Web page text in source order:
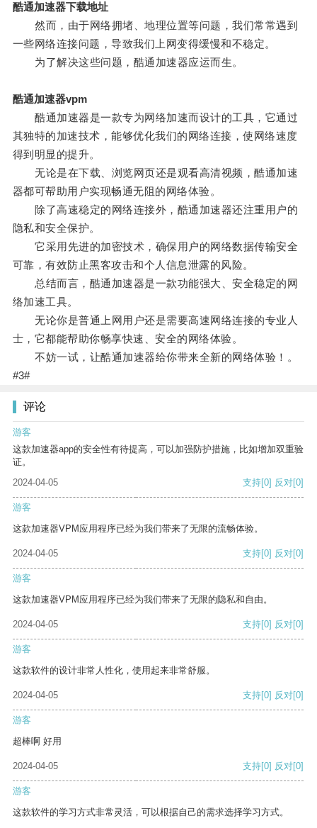
酷通加速器下载地址
然而，由于网络拥堵、地理位置等问题，我们常常遇到
一些网络连接问题，导致我们上网变得缓慢和不稳定。
为了解决这些问题，酷通加速器应运而生。
酷通加速器vpm
酷通加速器是一款专为网络加速而设计的工具，它通过
其独特的加速技术，能够优化我们的网络连接，使网络速度
得到明显的提升。
无论是在下载、浏览网页还是观看高清视频，酷通加速
器都可帮助用户实现畅通无阻的网络体验。
除了高速稳定的网络连接外，酷通加速器还注重用户的
隐私和安全保护。
它采用先进的加密技术，确保用户的网络数据传输安全
可靠，有效防止黑客攻击和个人信息泄露的风险。
总结而言，酷通加速器是一款功能强大、安全稳定的网
络加速工具。
无论你是普通上网用户还是需要高速网络连接的专业人
士，它都能帮助你畅享快速、安全的网络体验。
不妨一试，让酷通加速器给你带来全新的网络体验！。
#3#
评论
游客
这款加速器app的安全性有待提高，可以加强防护措施，比如增加双重验
证。
2024-04-05
支持[0] 反对[0]
游客
这款加速器VPM应用程序已经为我们带来了无限的流畅体验。
2024-04-05 支持[0] 反对[0]
游客
这款加速器VPM应用程序已经为我们带来了无限的隐私和自由。
2024-04-05 支持[0] 反对[0]
游客
这款软件的设计非常人性化，使用起来非常舒服。
2024-04-05 支持[0] 反对[0]
游客
超棒啊 好用
2024-04-05 支持[0] 反对[0]
游客
这款软件的学习方式非常灵活，可以根据自己的需求选择学习方式。